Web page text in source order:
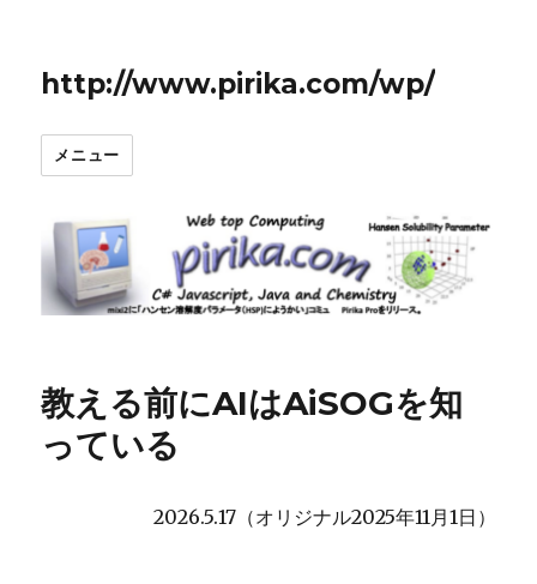
http://www.pirika.com/wp/
メニュー
教える前にAIはAiSOGを知
っている
2026.5.17（オリジナル2025年11月1日）